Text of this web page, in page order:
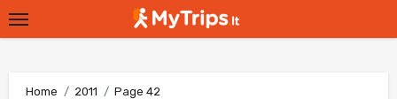
Skip
to
Home 2011 Page 42